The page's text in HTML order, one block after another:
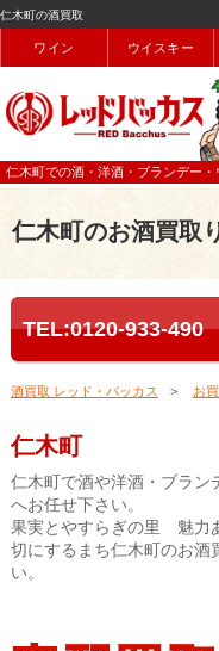
仁木町の酒買取
ワイン ウイスキー
仁木町での酒・洋酒・ブランデー・
仁木町のお酒買取
TEL:0120-933-490
酒買取 レッド・バッカス お
仁木町
仁木町で酒や洋酒・ブラン
へお任せ下さい。
果実とやすらぎの里 魅力
切にするまち仁木町のお酒
い。